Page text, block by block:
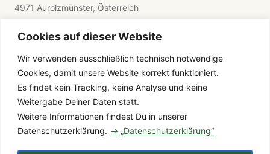
Cookies auf dieser Website
Wir verwenden ausschließlich technisch notwendige
Cookies, damit unsere Website korrekt funktioniert.
Es findet kein Tracking, keine Analyse und keine
Weitergabe Deiner Daten statt.
Weitere Informationen findest Du in unserer
Datenschutzerklärung. → „Datenschutzerklärung“
4971 Aurolzmünster, Österreich
E-Mail: wissen-um-gesundheit@gmx.de
Telefon: +43 176 8411 9281